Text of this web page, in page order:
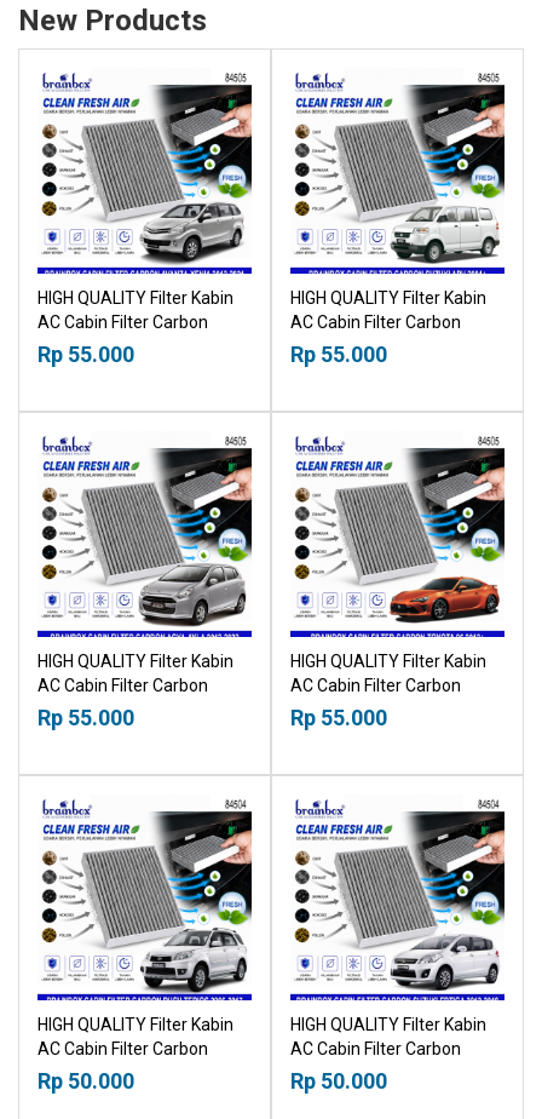
New Products
HIGH QUALITY Filter Kabin
AC Cabin Filter Carbon
Toyota Avanza Daihatsu
Xenia 2012-2021 18518030
Rp 55.000
HIGH QUALITY Filter Kabin
AC Cabin Filter Carbon
Suzuki APV 2004+
18518030
Rp 55.000
HIGH QUALITY Filter Kabin
AC Cabin Filter Carbon
Toyota Agya Daihatsu Ayla
2012-2022 18518030
Rp 55.000
HIGH QUALITY Filter Kabin
AC Cabin Filter Carbon
Toyota 86 2012+ 18518030
Rp 55.000
HIGH QUALITY Filter Kabin
AC Cabin Filter Carbon
Toyota Rush Daihatsu
Terios 2006-2017
Rp 50.000
HIGH QUALITY Filter Kabin
AC Cabin Filter Carbon
Suzuki Ertiga 2012-2018
18015030
Rp 50.000